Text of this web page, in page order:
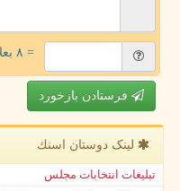
= ۸ بعلاوه ۲
فرستادن بازخورد
لینک دوستان اسنك
تبلیغات انتخابات مجلس